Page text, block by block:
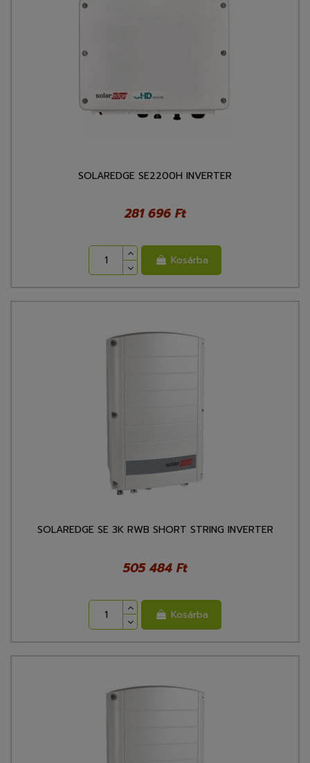
SOLAREDGE SE2200H INVERTER
281 696 Ft
Kosárba
SOLAREDGE SE 3K RWB SHORT STRING INVERTER
505 484 Ft
Kosárba